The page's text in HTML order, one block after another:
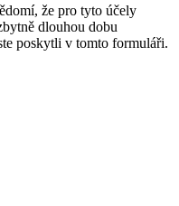
že pro tyto účely
dlouhou dobu
poskytli v tomto formuláři.